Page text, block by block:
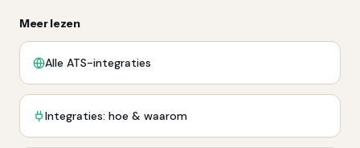
Meer lezen
Alle ATS-integraties
Integraties: hoe & waarom